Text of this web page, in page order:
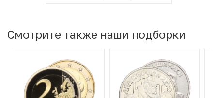
Смотрите также наши подборки